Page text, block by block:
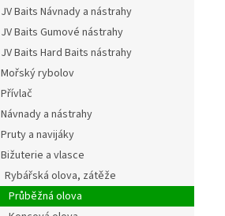
JV Baits Návnady a nástrahy
JV Baits Gumové nástrahy
JV Baits Hard Baits nástrahy
Mořský rybolov
Přívlač
Návnady a nástrahy
Pruty a navijáky
Bižuterie a vlasce
Rybářská olova, zátěže
Průběžná olova